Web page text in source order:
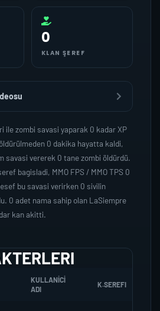
0
KLAN ŞEREF
ile zombi savasi yaparak 0 kadar XP
0 dakika hayatta kaldi,
savasi vererek 0 tane zombi öldürdü.
bagisladi, MMO FPS / MMO TPS 0
bu savasi verirken 0 sivilin
0 adet nama sahip olan LaSiempre
kan akitti.
KULLANICI
ADI
K.SEREFI